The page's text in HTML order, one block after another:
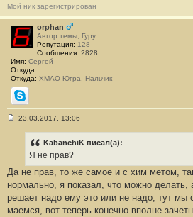
#
Мой ник зарегистрирован
orphan
Автор темы, Гуру
Репутация: 128
Сообщения: 2828
Имя: Сергей
Откуда:
Откуда: ХМАО-Югра, Нальчик
Skype
н
и
е
#
2
23.03.2017, 13:06
KabanchiK писал(а):
Я не прав?
Да не прав, то же самое и с хим метом,
нормально, я показал, что можно
решает надо ему это или не надо, тут мы
маемся, вот теперь конечно вполне